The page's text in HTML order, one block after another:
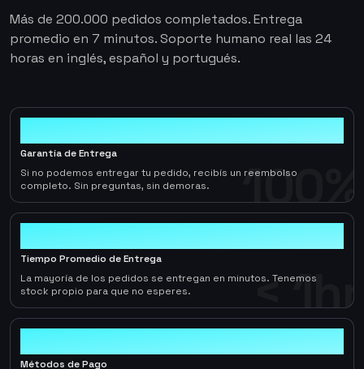
Más de 200.000 pedidos completados. Entrega
promedio en 7 minutos. Soporte humano real las 24
horas en inglés, español y portugués.
100%
Garantía de Entrega
Si no podemos entregar tu pedido, recibís un reembolso
completo. Sin preguntas, sin demoras.
< 1hr
Tiempo Promedio de Entrega
La mayoría de los pedidos se entregan en minutos. Tenemos
stock propio para que no esperes.
Métodos de Pago